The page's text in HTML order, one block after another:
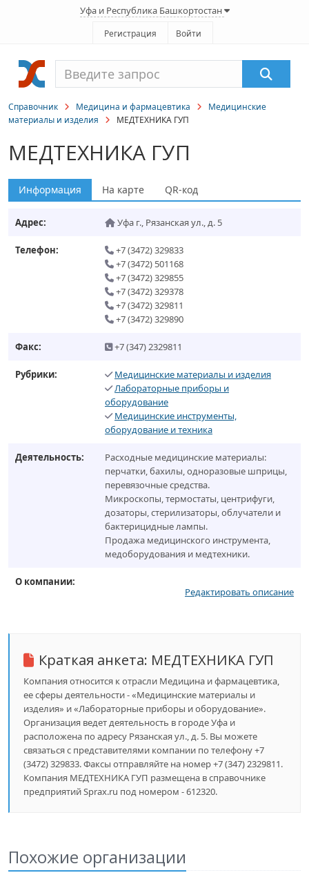
Уфа и Республика Башкортостан
Регистрация Войти
Справочник Медицина и фармацевтика
Медицинские
материалы и изделия
МЕДТЕХНИКА ГУП
МЕДТЕХНИКА ГУП
Информация На карте QR-код
Адрес: Уфа г., Рязанская ул., д. 5
Телефон:
+7 (3472) 329833
+7 (3472) 501168
+7 (3472) 329855
+7 (3472) 329378
+7 (3472) 329811
+7 (3472) 329890
Факс: +7 (347) 2329811
Рубрики:
Медицинские материалы и изделия
Лабораторные приборы и
оборудование
Медицинские инструменты,
оборудование и техника
Деятельность:
Расходные медицинские материалы:
перчатки, бахилы, одноразовые шприцы,
перевязочные средства.
Микроскопы, термостаты, центрифуги,
дозаторы, стерилизаторы, облучатели и
бактерицидные лампы.
Продажа медицинского инструмента,
медоборудования и медтехники.
О компании:
Редактировать описание
Краткая анкета: МЕДТЕХНИКА ГУП
Компания относится к отрасли Медицина и фармацевтика,
ее сферы деятельности - «Медицинские материалы и
изделия» и «Лабораторные приборы и оборудование».
Организация ведет деятельность в городе Уфа и
расположена по адресу Рязанская ул., д. 5. Вы можете
связаться с представителями компании по телефону +7
(3472) 329833. Факсы отправляйте на номер +7 (347) 2329811.
Компания МЕДТЕХНИКА ГУП размещена в справочнике
предприятий Sprax.ru под номером - 612320.
Похожие организации